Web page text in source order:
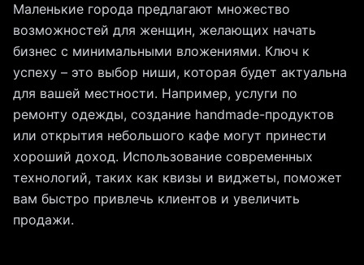
Маленькие города предлагают множество
возможностей для женщин, желающих начать
бизнес с минимальными вложениями. Ключ к
успеху – это выбор ниши, которая будет актуальна
для вашей местности. Например, услуги по
ремонту одежды, создание handmade-продуктов
или открытия небольшого кафе могут принести
хороший доход. Использование современных
технологий, таких как квизы и виджеты, поможет
вам быстро привлечь клиентов и увеличить
продажи.